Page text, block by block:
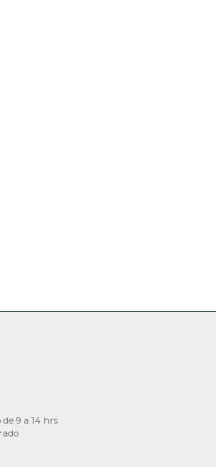
de 9 a 14 hrs